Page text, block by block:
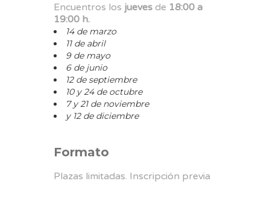
Encuentros los jueves de 18:00 a
19:00 h.
14 de marzo
11 de abril
9 de mayo
6 de junio
12 de septiembre
10 y 24 de octubre
7 y 21 de noviembre
y 12 de diciembre
Formato
Plazas limitadas. Inscripción previa